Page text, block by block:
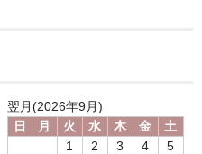
翌月(2026年9月)
日
月 火 水 木 金
土
1
2 3 4
5